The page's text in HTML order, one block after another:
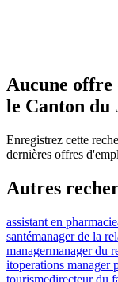
Aucune offre
le Canton du
Enregistrez cette
dernières offres
Autres
assistant en pharmacie
santémanager de la
managermanager du
itoperations manager
tourismedirecteur du